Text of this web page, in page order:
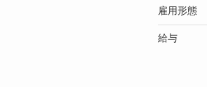
雇用形態
給与